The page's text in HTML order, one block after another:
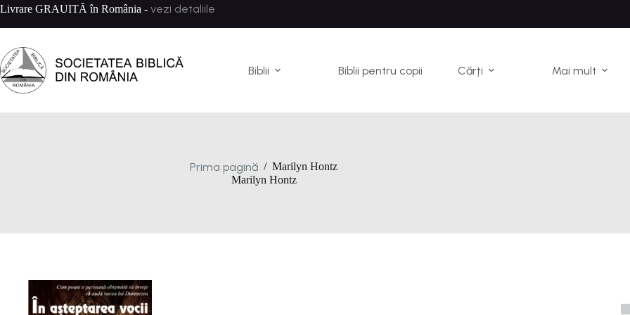
Sari
conținut
Livrare GRAUITĂ în România - vezi detaliile
Biblii Biblii pentru copii Cărți Mai mult
Prima pagină / Marilyn Hontz
Marilyn Hontz